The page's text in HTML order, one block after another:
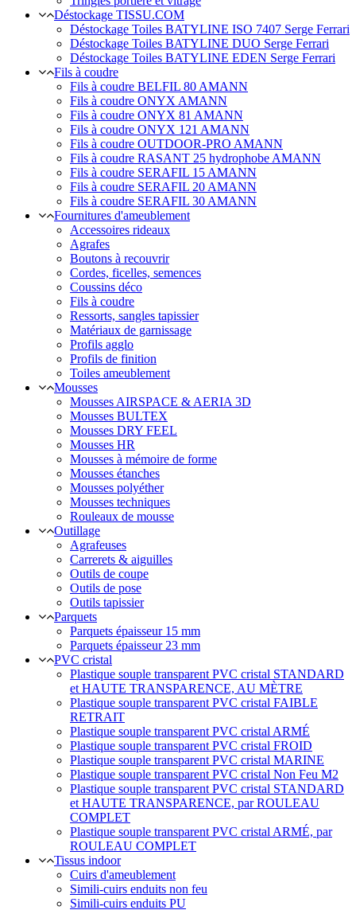
Déstockage TISSU.COM
Déstockage Toiles BATYLINE ISO 7407 Serge Ferrari
Déstockage Toiles BATYLINE DUO Serge Ferrari
Déstockage Toiles BATYLINE EDEN Serge Ferrari
Fils à coudre
Fils à coudre BELFIL 80 AMANN
Fils à coudre ONYX AMANN
Fils à coudre ONYX 81 AMANN
Fils à coudre ONYX 121 AMANN
Fils à coudre OUTDOOR-PRO AMANN
Fils à coudre RASANT 25 hydrophobe AMANN
Fils à coudre SERAFIL 15 AMANN
Fils à coudre SERAFIL 20 AMANN
Fils à coudre SERAFIL 30 AMANN
Fournitures d'ameublement
Accessoires rideaux
Agrafes
Boutons à recouvrir
Cordes, ficelles, semences
Coussins déco
Fils à coudre
Ressorts, sangles tapissier
Matériaux de garnissage
Profils agglo
Profils de finition
Toiles ameublement
Mousses
Mousses AIRSPACE & AERIA 3D
Mousses BULTEX
Mousses DRY FEEL
Mousses HR
Mousses à mémoire de forme
Mousses étanches
Mousses polyéther
Mousses techniques
Rouleaux de mousse
Outillage
Agrafeuses
Carrerets & aiguilles
Outils de coupe
Outils de pose
Outils tapissier
Parquets
Parquets épaisseur 15 mm
Parquets épaisseur 23 mm
PVC cristal
Plastique souple transparent PVC cristal STANDARD
et HAUTE TRANSPARENCE, AU MÈTRE
Plastique souple transparent PVC cristal FAIBLE
RETRAIT
Plastique souple transparent PVC cristal ARMÉ
Plastique souple transparent PVC cristal FROID
Plastique souple transparent PVC cristal MARINE
Plastique souple transparent PVC cristal Non Feu M2
Plastique souple transparent PVC cristal STANDARD
et HAUTE TRANSPARENCE, par ROULEAU
COMPLET
Plastique souple transparent PVC cristal ARMÉ, par
ROULEAU COMPLET
Tissus indoor
Cuirs d'ameublement
Simili-cuirs enduits non feu
Simili-cuirs enduits PU